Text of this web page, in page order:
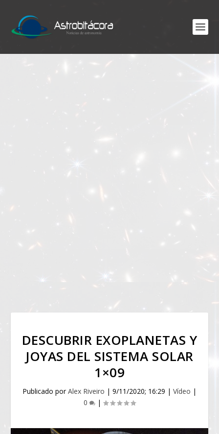
DESCUBRIR EXOPLANETAS Y
JOYAS DEL SISTEMA SOLAR
1×09
Publicado porAlex Riveiro | 9/11/2020; 16:29 | Vídeo |
0
|